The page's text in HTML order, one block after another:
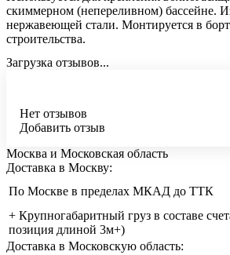
скиммерном (непереливном) бассейне.
нержавеющей стали. Монтируется в борт
строительства.
Загрузка отзывов...
Нет отзывов
Добавить отзыв
Москва и Московская область
Доставка в Москву:
По Москве в пределах МКАД до ТТК
+ Крупногабаритный груз в составе
позиция длиной 3м+)
Доставка в Московскую область: